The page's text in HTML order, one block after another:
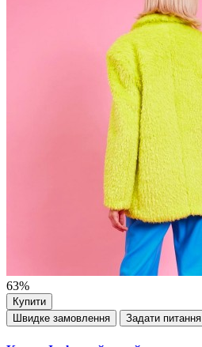
63%
Купити
Швидке замовлення
Задати питання